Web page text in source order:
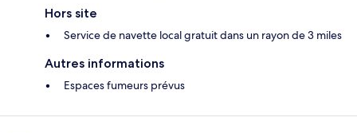
Hors site
Service de navette local gratuit dans un rayon de 3 miles
Autres informations
Espaces fumeurs prévus